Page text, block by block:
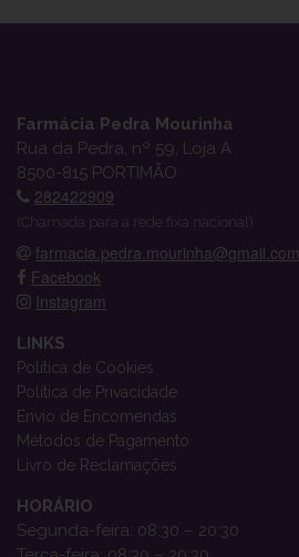
Farmácia Pedra Mourinha
Rua da Pedra, nº 59, Loja A
8500-815 PORTIMÃO
282422909
(Chamada para a rede fixa nacional)
farmacia.pedra.mourinha@gmail.com
Facebook
Instagram
LINKS
Política de Cookies
Política de Privacidade
Envio de Encomendas
Métodos de Pagamento
Livro de Reclamações
HORÁRIO
Segunda-feira: 08:30 – 20:30